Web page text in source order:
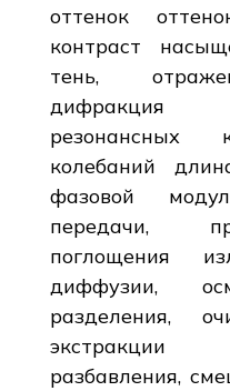
оттенок
контраст
тень,
дифракция
резонансных
колебаний
фазовой
передачи,
поглощения
диффузии,
разделения,
разбавления,